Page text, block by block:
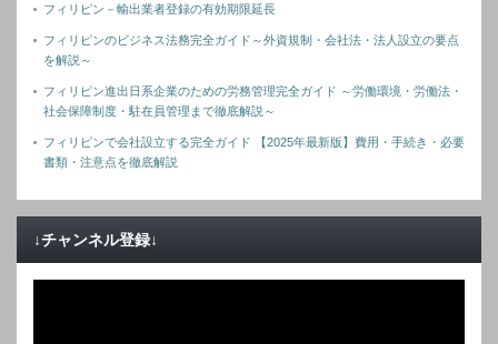
フィリピン－輸出業者登録の有効期限延長
フィリピンのビジネス法務完全ガイド～外資規制・会社法・法人設立の要点
を解説～
フィリピン進出日系企業のための労務管理完全ガイド ～労働環境・労働法・
社会保障制度・駐在員管理まで徹底解説～
フィリピンで会社設立する完全ガイド 【2025年最新版】費用・手続き・必要
書類・注意点を徹底解説
↓チャンネル登録↓